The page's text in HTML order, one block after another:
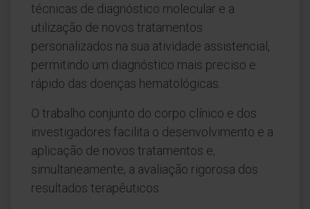
técnicas de diagnóstico molecular e a
utilização de novos tratamentos
personalizados na sua atividade assistencial,
permitindo um diagnóstico mais preciso e
rápido das doenças hematológicas.
O trabalho conjunto do corpo clínico e dos
investigadores facilita o desenvolvimento e a
aplicação de novos tratamentos e,
simultaneamente, a avaliação rigorosa dos
resultados terapêuticos.